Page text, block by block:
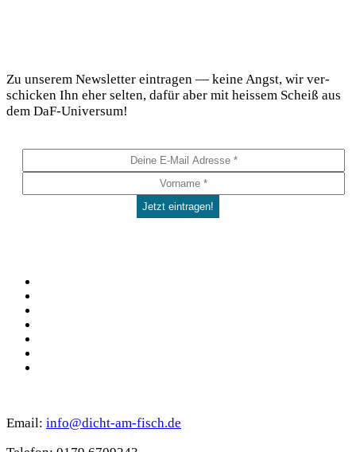
Zu unse­rem News­let­ter ein­tra­gen — kei­ne Angst, wir ver­
schi­cken Ihn eher sel­ten, dafür aber mit heis­sem Scheiß aus
dem DaF-Universum!
Email: info@dicht-am-fisch.de